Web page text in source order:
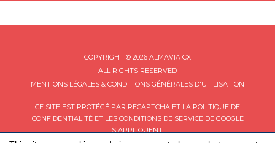
COPYRIGHT © 2026 ALMAVIA CX
ALL RIGHTS RESERVED
MENTIONS LÉGALES & CONDITIONS GÉNÉRALES D'UTILISATION
CE SITE EST PROTÉGÉ PAR RECAPTCHA ET LA POLITIQUE DE
CONFIDENTIALITÉET LES CONDITIONS DE SERVICEDE GOOGLE
S'APPLIQUENT.